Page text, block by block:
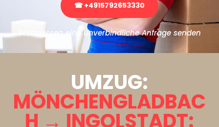
☎ +4915792653330
Stattdessen eine unverbindliche Anfrage senden
UMZUG:
MÖNCHENGLADBAC
H → INGOLSTADT: